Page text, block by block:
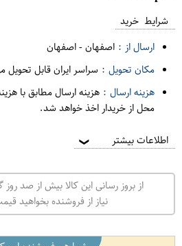
شرایط خرید
ارسال از : اصفهان-اصفهان
مکان تحویل : سراسر ایران قابل تحویل
هزینه ارسال : هزینه ارسال مطابق با
محل از خریدار اخذ خواهد شد.
اطلاعات بیشتر ❯
از بروز رسانی این کالا بیش از صد
نیاز از فروشنده بخواهید